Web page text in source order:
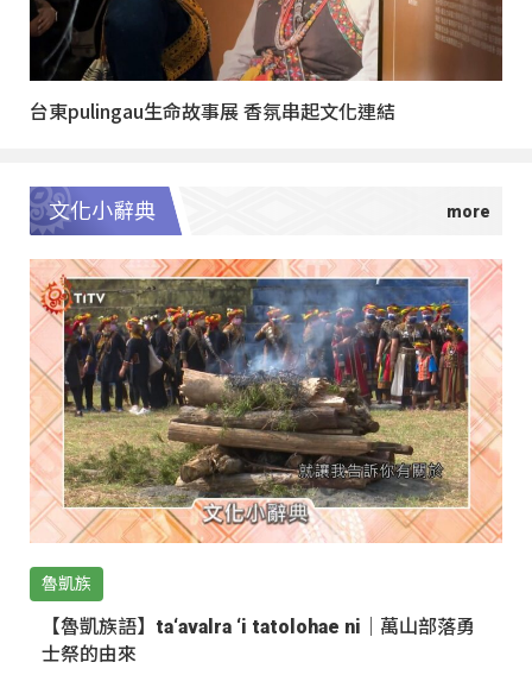
台東pulingau生命故事展 香氛串起文化連結
文化小辭典
魯凱族
【魯凱族語】ta‘avalra ‘i tatolohae ni｜萬山部落勇
士祭的由來